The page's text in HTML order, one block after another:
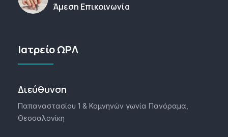
Άμεση Επικοινωνία
Ιατρείο ΩΡΛ
Διεύθυνση
Παπαναστασίου 1 & Κομνηνών γωνία Πανόραμα,
Θεσσαλονίκη